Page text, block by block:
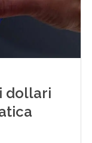
dollari